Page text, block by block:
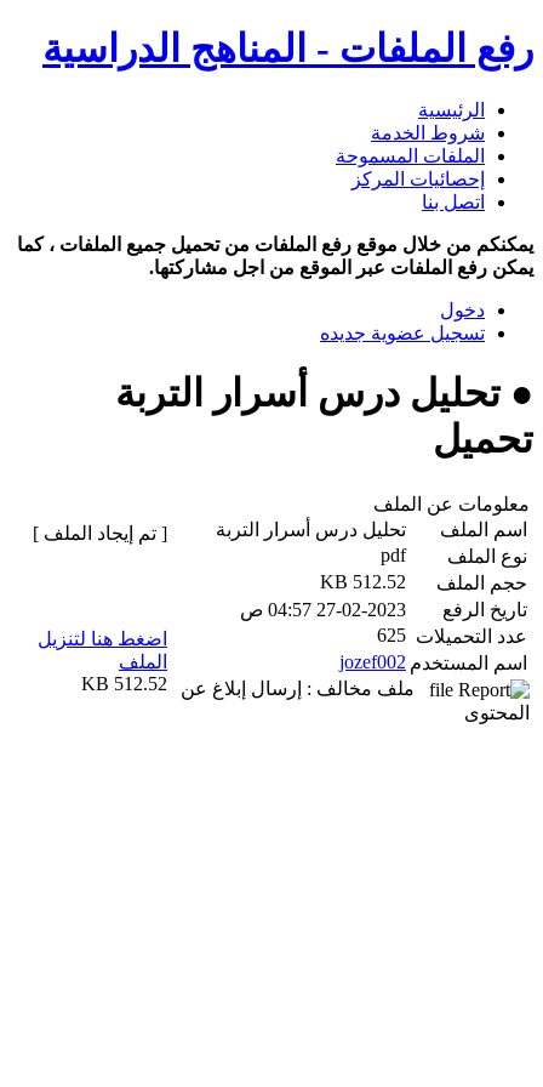
رفع الملفات - المناهج الدراسية
الرئيسية
شروط الخدمة
الملفات المسموحة
إحصائيات المركز
اتصل بنا
يمكنكم من خلال موقع رفع الملفات من تحميل جميع الملفات ، كما
يمكن رفع الملفات عبر الموقع من اجل مشاركتها.
دخول
تسجيل عضوية جديده
● تحليل درس أسرار التربة
تحميل
معلومات عن الملف
اسم الملف
تحليل درس أسرار التربة
نوع الملف
pdf
حجم الملف
512.52 KB
تاريخ الرفع
27-02-2023 04:57 ص
عدد التحميلات 625
اسم المستخدم jozef002
ملف مخالف : إرسال إبلاغ عن
المحتوى
[ تم إيجاد الملف ]
اضغط هنا لتنزيل
الملف
512.52 KB